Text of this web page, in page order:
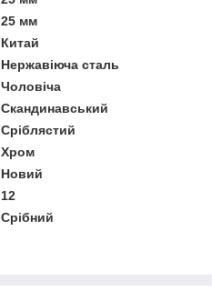
25 мм
Китай
Нержавіюча сталь
Чоловіча
Скандинавський
Сріблястий
Хром
Новий
12
Срібний